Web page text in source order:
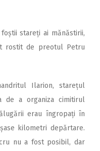
stareți ai mănăstirii,
rostit de preotul Petru
Ilarion, starețul
de a organiza cimitirul
erau îngropați în
kilometri depărtare.
nu a fost posibil, dar